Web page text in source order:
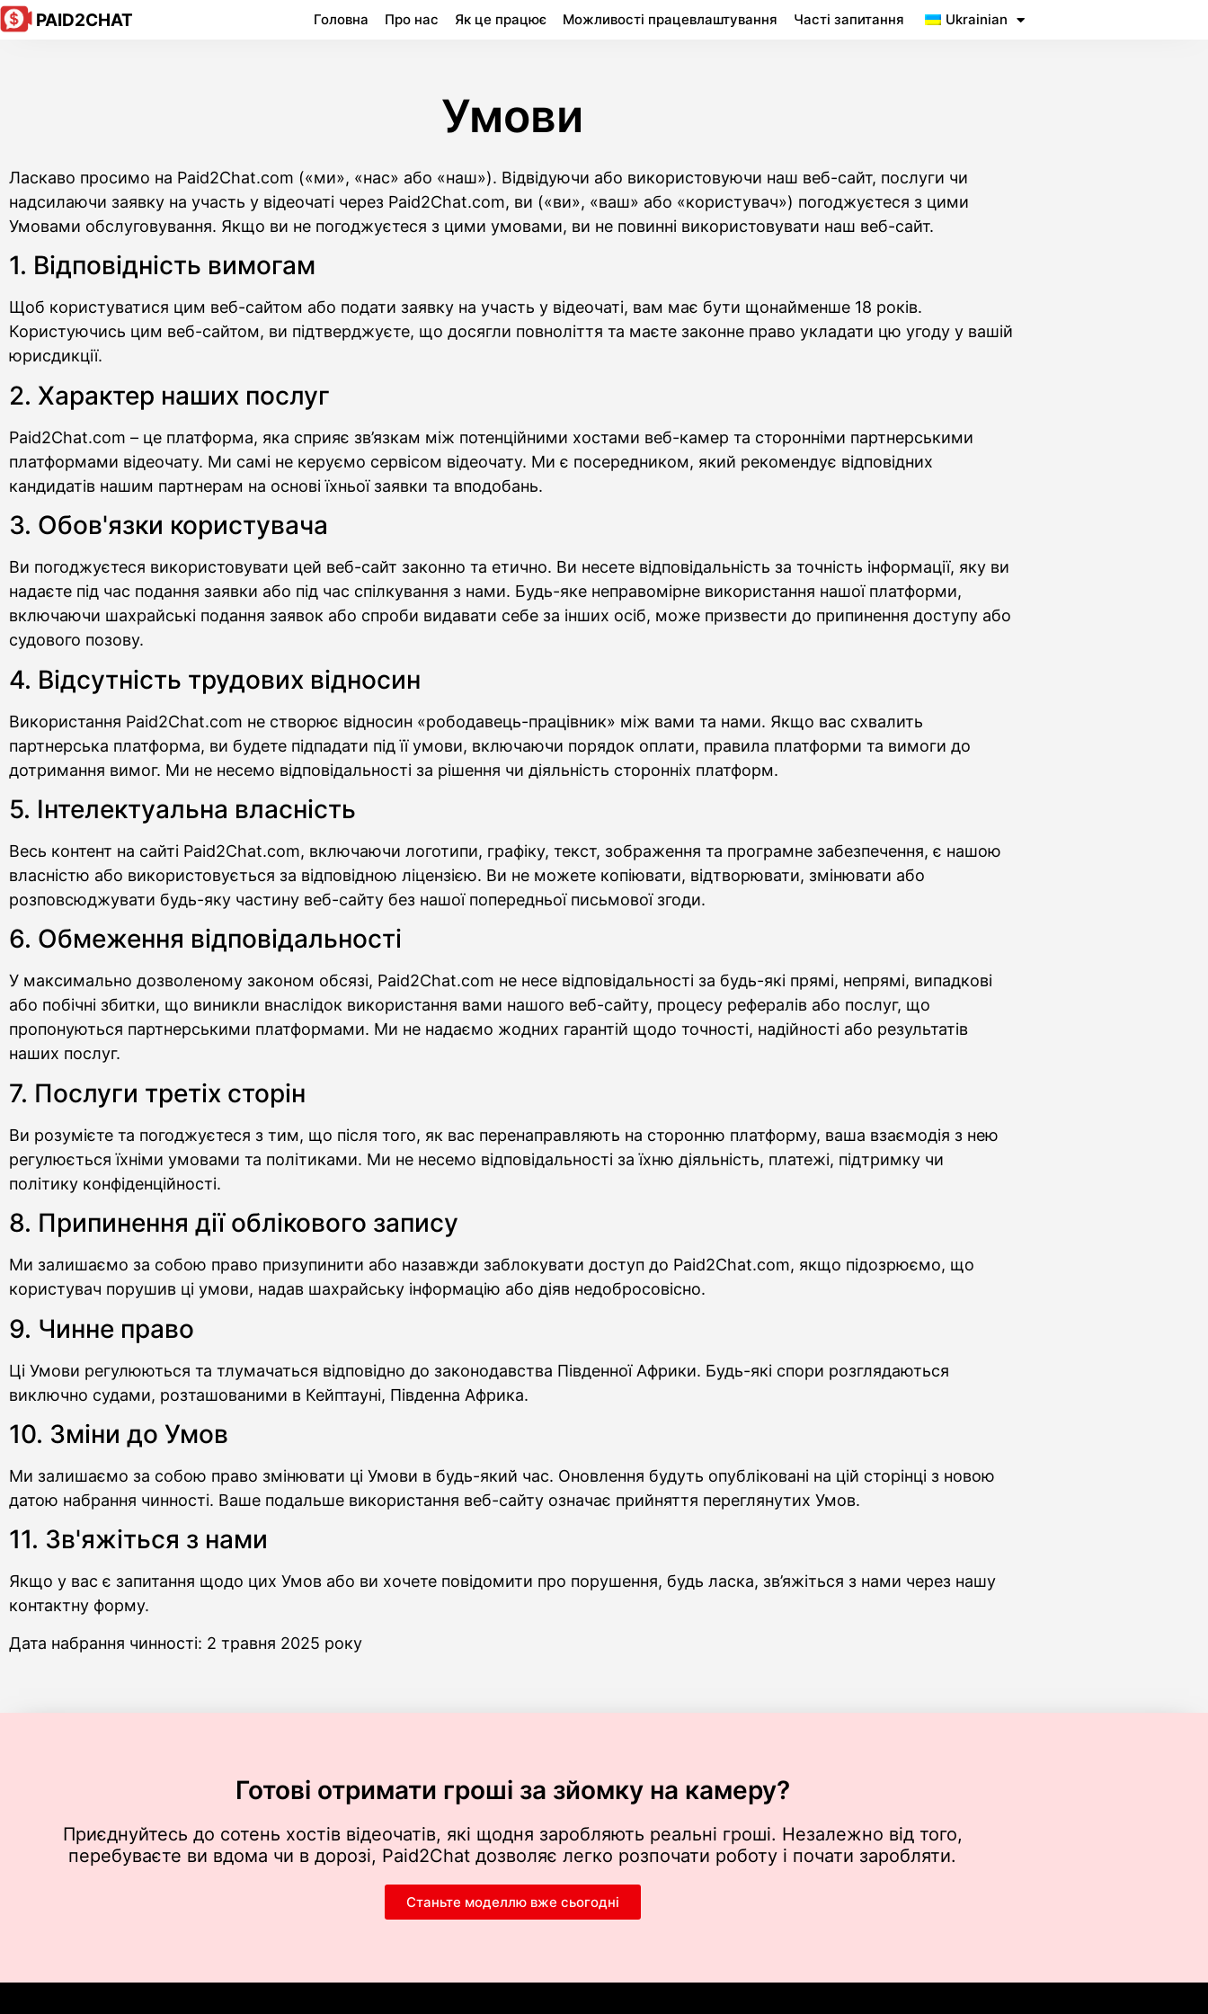
PAID2CHAT Головна Про нас Як це працює Можливості працевлаштування Часті запитання Ukrainian
Умови
Ласкаво просимо на Paid2Chat.com («ми», «нас» або «наш»). Відвідуючи або використовуючи наш веб-сайт, послуги чи
надсилаючи заявку на участь у відеочаті через Paid2Chat.com, ви («ви», «ваш» або «користувач») погоджуєтеся з цими
Умовами обслуговування. Якщо ви не погоджуєтеся з цими умовами, ви не повинні використовувати наш веб-сайт.
1. Відповідність вимогам
Щоб користуватися цим веб-сайтом або подати заявку на участь у відеочаті, вам має бути щонайменше 18 років.
Користуючись цим веб-сайтом, ви підтверджуєте, що досягли повноліття та маєте законне право укладати цю угоду у вашій
юрисдикції.
2. Характер наших послуг
Paid2Chat.com – це платформа, яка сприяє зв’язкам між потенційними хостами веб-камер та сторонніми партнерськими
платформами відеочату. Ми самі не керуємо сервісом відеочату. Ми є посередником, який рекомендує відповідних
кандидатів нашим партнерам на основі їхньої заявки та вподобань.
3. Обов'язки користувача
Ви погоджуєтеся використовувати цей веб-сайт законно та етично. Ви несете відповідальність за точність інформації, яку ви
надаєте під час подання заявки або під час спілкування з нами. Будь-яке неправомірне використання нашої платформи,
включаючи шахрайські подання заявок або спроби видавати себе за інших осіб, може призвести до припинення доступу або
судового позову.
4. Відсутність трудових відносин
Використання Paid2Chat.com не створює відносин «рободавець-працівник» між вами та нами. Якщо вас схвалить
партнерська платформа, ви будете підпадати під її умови, включаючи порядок оплати, правила платформи та вимоги до
дотримання вимог. Ми не несемо відповідальності за рішення чи діяльність сторонніх платформ.
5. Інтелектуальна власність
Весь контент на сайті Paid2Chat.com, включаючи логотипи, графіку, текст, зображення та програмне забезпечення, є нашою
власністю або використовується за відповідною ліцензією. Ви не можете копіювати, відтворювати, змінювати або
розповсюджувати будь-яку частину веб-сайту без нашої попередньої письмової згоди.
6. Обмеження відповідальності
У максимально дозволеному законом обсязі, Paid2Chat.com не несе відповідальності за будь-які прямі, непрямі, випадкові
або побічні збитки, що виникли внаслідок використання вами нашого веб-сайту, процесу рефералів або послуг, що
пропонуються партнерськими платформами. Ми не надаємо жодних гарантій щодо точності, надійності або результатів
наших послуг.
7. Послуги третіх сторін
Ви розумієте та погоджуєтеся з тим, що після того, як вас перенаправляють на сторонню платформу, ваша взаємодія з нею
регулюється їхніми умовами та політиками. Ми не несемо відповідальності за їхню діяльність, платежі, підтримку чи
політику конфіденційності.
8. Припинення дії облікового запису
Ми залишаємо за собою право призупинити або назавжди заблокувати доступ до Paid2Chat.com, якщо підозрюємо, що
користувач порушив ці умови, надав шахрайську інформацію або діяв недобросовісно.
9. Чинне право
Ці Умови регулюються та тлумачаться відповідно до законодавства Південної Африки. Будь-які спори розглядаються
виключно судами, розташованими в Кейптауні, Південна Африка.
10. Зміни до Умов
Ми залишаємо за собою право змінювати ці Умови в будь-який час. Оновлення будуть опубліковані на цій сторінці з новою
датою набрання чинності. Ваше подальше використання веб-сайту означає прийняття переглянутих Умов.
11. Зв'яжіться з нами
Якщо у вас є запитання щодо цих Умов або ви хочете повідомити про порушення, будь ласка, зв’яжіться з нами через нашу
контактну форму.
Дата набрання чинності: 2 травня 2025 року
Готові отримати гроші за зйомку на камеру?
Приєднуйтесь до сотень хостів відеочатів, які щодня заробляють реальні гроші. Незалежно від того,
перебуваєте ви вдома чи в дорозі, Paid2Chat дозволяє легко розпочати роботу і почати заробляти.
Станьте моделлю вже сьогодні